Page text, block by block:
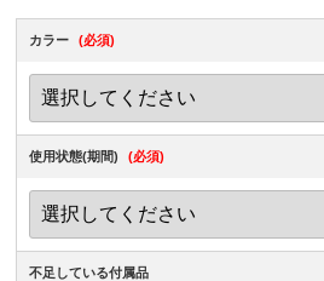
カラー (必須)
使用状態(期間) (必須)
不足している付属品